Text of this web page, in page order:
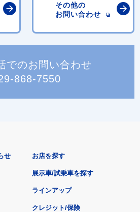
その他の
お問い合わせ
でのお問い合わせ
868-7550
せ お店を探す
展示車/試乗車を探す
ラインアップ
クレジット/保険